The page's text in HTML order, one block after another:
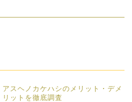
アスヘノカケハシのメリット・デメ
リットを徹底調査